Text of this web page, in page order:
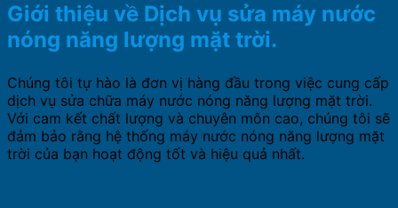
Giới thiệu về Dịch vụ sửa máy nước
nóng năng lượng mặt trời.
Chúng tôi tự hào là đơn vị hàng đầu trong việc cung cấp
dịch vụ sửa chữa máy nước nóng năng lượng mặt trời.
Với cam kết chất lượng và chuyên môn cao, chúng tôi sẽ
đảm bảo rằng hệ thống máy nước nóng năng lượng mặt
trời của bạn hoạt động tốt và hiệu quả nhất.